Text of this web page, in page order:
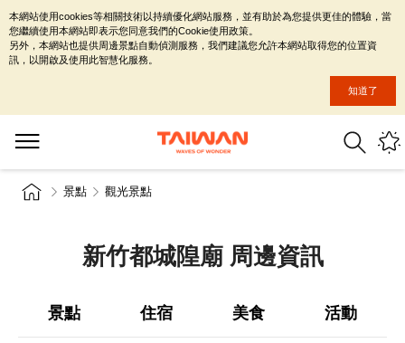
景點 觀光景點
新竹都城隍廟 周邊資訊
景點 住宿 美食 活動
本網站使用cookies等相關技術以持續優化網站服務，並有助於為您提供更佳的體驗，當
您繼續使用本網站即表示您同意我們的Cookie使用政策。
另外，本網站也提供周邊景點自動偵測服務，我們建議您允許本網站取得您的位置資
訊，以開啟及使用此智慧化服務。
知道了